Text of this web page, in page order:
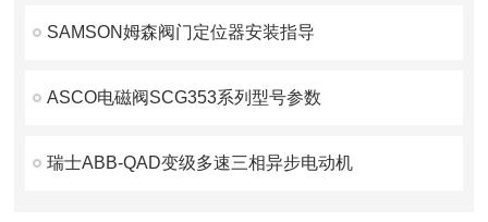
SAMSON姆森阀门定位器安装指导
ASCO电磁阀SCG353系列型号参数
瑞士ABB-QAD变级多速三相异步电动机